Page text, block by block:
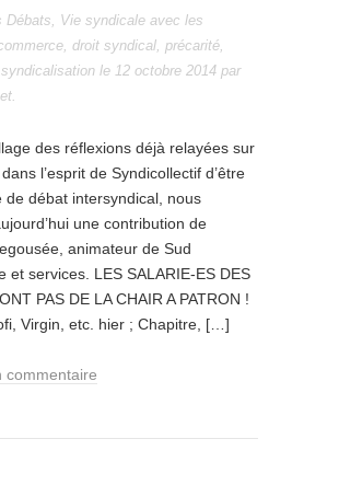
Débats, Vie syndicale avec les
, droit syndical, précarité,
syndicalisation le 12 octobre 2014 par
.
des réflexions déjà relayées sur
l’esprit de Syndicollectif d’être
de débat intersyndical, nous
une contribution de
animateur de Sud
et services. LES SALARIE-ES DES
PAS DE LA CHAIR A PATRON !
Virgin, etc. hier ; Chapitre, […]
commentaire